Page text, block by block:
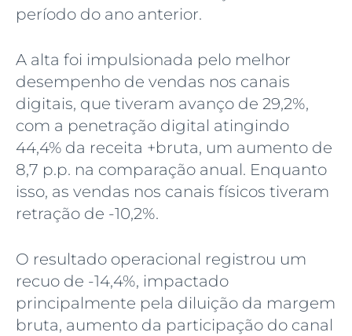
período do ano anterior.
A alta foi impulsionada pelo melhor
desempenho de vendas nos canais
digitais, que tiveram avanço de 29,2%,
com a penetração digital atingindo
44,4% da receita +bruta, um aumento de
8,7 p.p. na comparação anual. Enquanto
isso, as vendas nos canais físicos tiveram
retração de -10,2%.
O resultado operacional registrou um
recuo de -14,4%, impactado
principalmente pela diluição da margem
bruta, aumento da participação do canal